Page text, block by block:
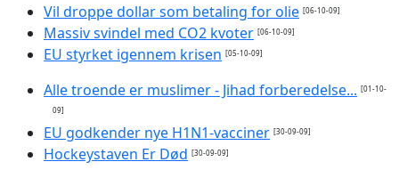
Vil droppe dollar som betaling for olie [06-10-09]
Massiv svindel med CO2 kvoter [06-10-09]
EU styrket igennem krisen [05-10-09]
Alle troende er muslimer - Jihad forberedelse... [01-10-
09]
EU godkender nye H1N1-vacciner [30-09-09]
Hockeystaven Er Død [30-09-09]